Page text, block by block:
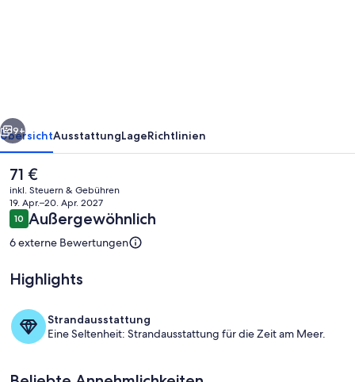
Weiter
9+
ÜbersichtAusstattungLageRichtlinien
Der
aktuelle
Preis
beträgt
71 €.
71 €
inkl. Steuern & Gebühren
19. Apr.–20. Apr. 2027
Bewertungen
1010 von 10.
Außergewöhnlich
6 externe Bewertungen
Highlights
Strandausstattung
Eine Seltenheit: Strandausstattung für die Zeit am Meer.